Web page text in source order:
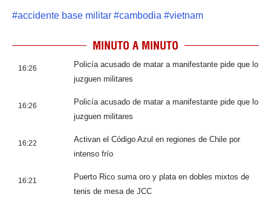
#accidente base militar #cambodia #vietnam
MINUTO A MINUTO
16:26
Policía acusado de matar a manifestante pide que lo
juzguen militares
16:26
Policía acusado de matar a manifestante pide que lo
juzguen militares
16:22
Activan el Código Azul en regiones de Chile por
intenso frío
16:21
Puerto Rico suma oro y plata en dobles mixtos de
tenis de mesa de JCC